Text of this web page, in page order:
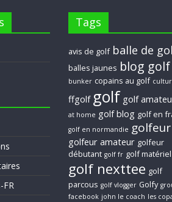
FR
Tags
avis de golf balle de
balles jaunes blog golf
bunker copains au golf
ffgolf golf golf
at home golf blog golf en
golf en normandie golfeur
golfeur amateur golfeur
débutant golf fr golf matériel
golf nexttee golf
parcous golf vlogger Golfy
facebook john le coach les